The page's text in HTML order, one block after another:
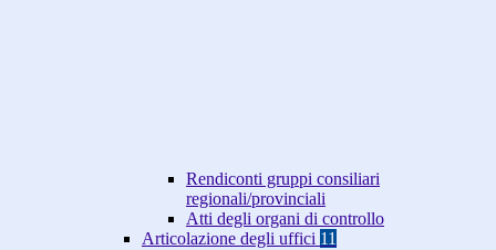
Rendiconti gruppi consiliari
regionali/provinciali
Atti degli organi di controllo
Articolazione degli uffici 11